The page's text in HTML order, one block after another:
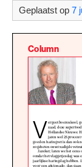
Geplaatst op 7